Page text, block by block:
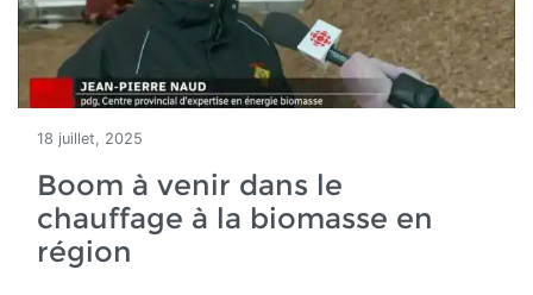
18 juillet, 2025
Boom à venir dans le
chauffage à la biomasse en
région